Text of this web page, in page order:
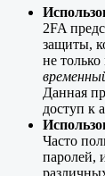
2FA
защиты,
не
Данная
доступ к
Часто
паролей,